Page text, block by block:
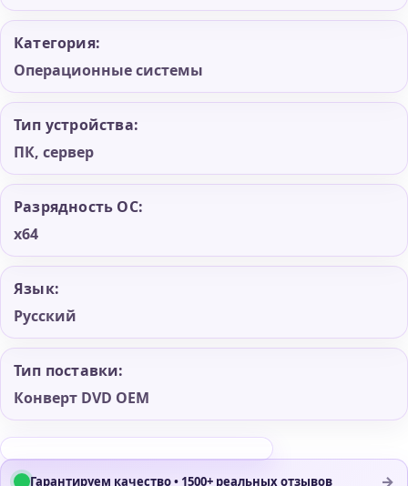
Категория:
Операционные системы
Тип устройства:
ПК, сервер
Разрядность ОС:
x64
Язык:
Русский
Тип поставки:
Конверт DVD OEM
Гарантируем качество • 1500+ реальных отзывов →